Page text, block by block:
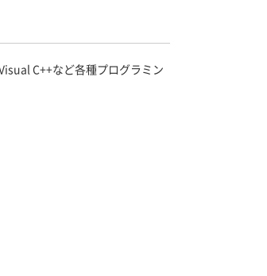
C++など各種プログラミン